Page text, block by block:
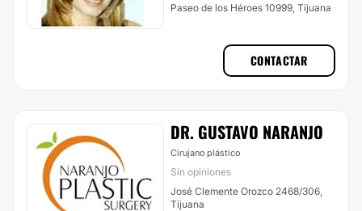
Paseo de los Héroes 10999, Tijuana
CONTACTAR
DR. GUSTAVO NARANJO
Cirujano plástico
Sin opiniones
José Clemente Orozco 2468/306,
Tijuana